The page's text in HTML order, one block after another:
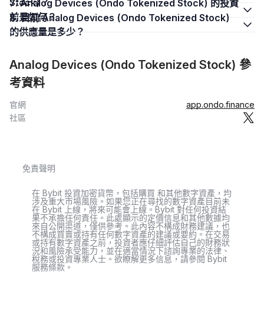
Stock)？
7. Analog Devices (Ondo Tokenized Stock) 的投資
前景如何？
8. 目前 Analog Devices (Ondo Tokenized Stock)
的供應量是多少？
Analog Devices (Ondo Tokenized Stock) 參
考資料
官網
app.ondo.finance
社區
免責聲明
在 Bybit 投資加密貨幣，包括購買 和其他數字資產，均
涉及重大市場風險。如果您正在尋找的數字資產目前未
在 Bybit 上線，將來可能會上線。Bybit 對任何投資結
果不承擔任何責任。此處顯示的定價信息和其他數據均
來自公開渠道，僅供參考。此內容不構成財務建議，也
不構成買賣或持有任何數字資產的建議或要約。在交易
或持有數字資產之前，投資者應仔細評估自己的財務狀
況和風險承受能力，並在適當情況下諮詢專業的法律、
稅務或投資專業人士。欲瞭解更多信息，請參閱 Bybit
服務條款。